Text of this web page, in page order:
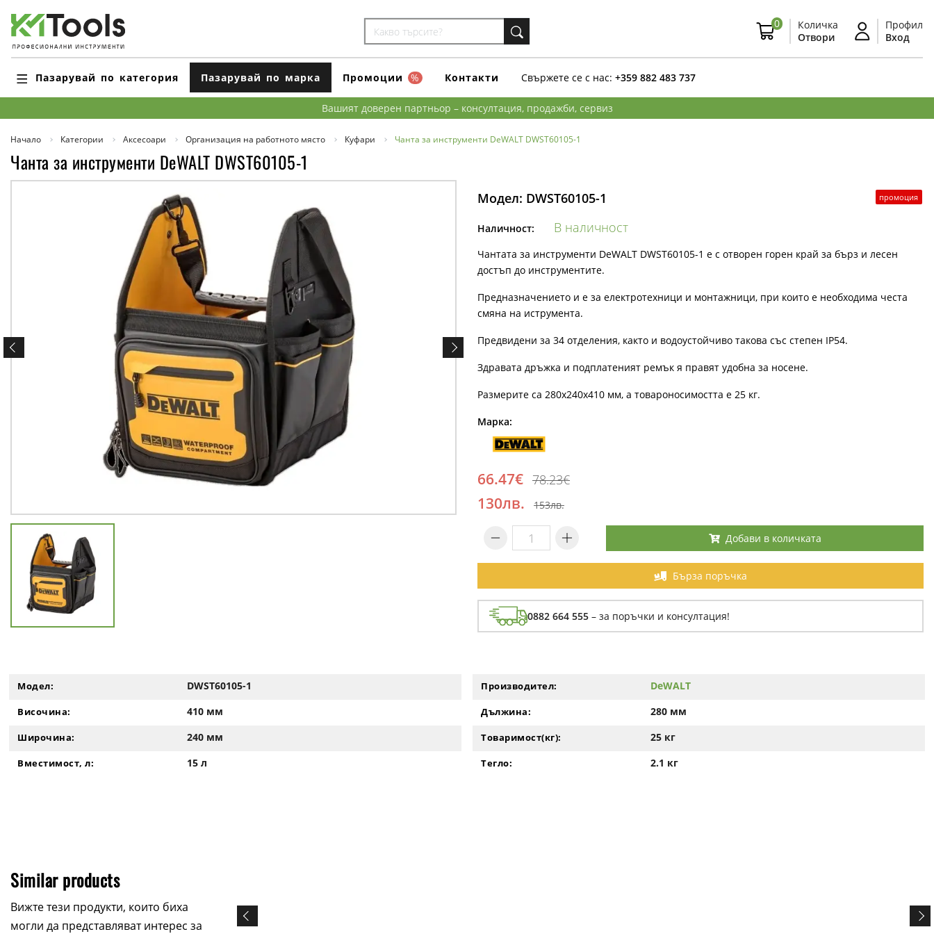
0
Количка
Отвори
Профил
Вход
Пазарувай по категория Пазарувай по марка Промоции % Контакти Свържете се с нас: +359 882 483 737
Вашият доверен партньор – консултация, продажби, сервиз
Начало Категории Аксесоари Организация на работното място Куфари Чанта за инструменти DeWALT DWST60105-1
Чанта за инструменти DeWALT DWST60105-1
промоция
Модел: DWST60105-1
Наличност: В наличност
Чантата за инструменти DeWALT DWST60105-1 е с отворен горен край за бърз и лесен
достъп до инструментите.
Предназначението и е за електротехници и монтажници, при които е необходима честа
смяна на иструмента.
Предвидени за 34 отделения, както и водоустойчиво такова със степен IP54.
Здравата дръжка и подплатеният ремък я правят удобна за носене.
Размерите са 280x240x410 мм, а товароносимостта е 25 кг.
Марка:
66.47€ 78.23€
130лв. 153лв.
Добави в количката
Бърза поръчка
0882 664 555 – за поръчки и консултация!
Модел: DWST60105-1 Производител: DeWALT
Височина: 410 мм Дължина: 280 мм
Широчина: 240 мм Товаримост(кг): 25 кг
Вместимост, л: 15 л Тегло: 2.1 кг
Similar products
Вижте тези продукти, които биха
могли да представляват интерес за